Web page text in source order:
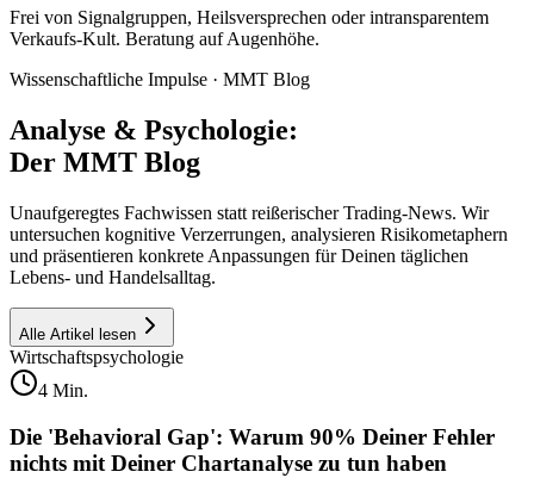
Frei von Signalgruppen, Heilsversprechen oder intransparentem
Verkaufs-Kult. Beratung auf Augenhöhe.
Wissenschaftliche Impulse · MMT Blog
Analyse & Psychologie:
Der MMT Blog
Unaufgeregtes Fachwissen statt reißerischer Trading-News. Wir
untersuchen kognitive Verzerrungen, analysieren Risikometaphern
und präsentieren konkrete Anpassungen für Deinen täglichen
Lebens- und Handelsalltag.
Alle Artikel lesen
Wirtschaftspsychologie
4 Min.
Die 'Behavioral Gap': Warum 90% Deiner Fehler
nichts mit Deiner Chartanalyse zu tun haben